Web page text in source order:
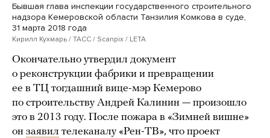
Бывшая глава инспекции государственного строительного
надзора Кемеровской области Танзилия Комкова в суде,
31 марта 2018 года
Кирилл Кухмарь / ТАСС / Scanpix / LETA
Окончательно утвердил документ
о реконструкции фабрики и превращении
ее в ТЦ тогдашний вице-мэр Кемерово
по строительству Андрей Калинин — произошло
это в 2013 году. После пожара в «Зимней вишне»
он заявил телеканалу «Рен-ТВ», что проект